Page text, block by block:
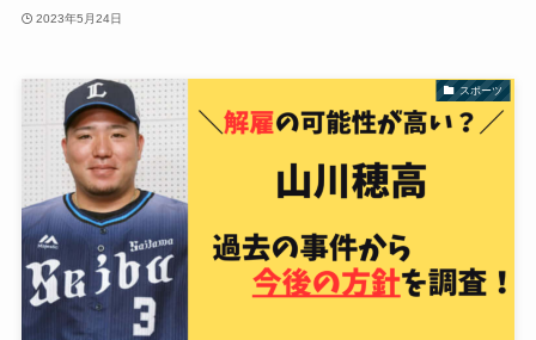
2023年5月24日
スポーツ